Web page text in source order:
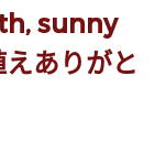
sunny
ありがと